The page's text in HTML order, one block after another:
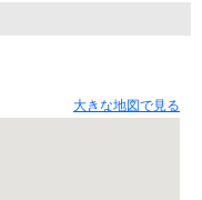
大きな地図で見る